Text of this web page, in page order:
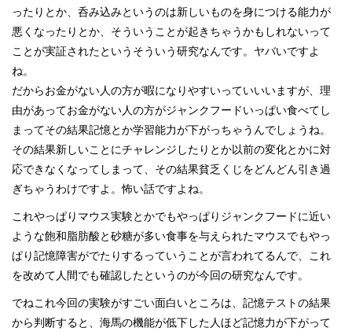
ったりとか、呑み込みというのは新しいものを身につける能力が
悪くなったりとか、そういうことが起きちゃうかもしれないって
ことが実証されたというそういう研究なんです。ヤバいですよ
ね。
だからお金がない人の方が暇になりやすいっていいいますが、理
由があってお金がない人の方がジャンクフードいっぱい食べてし
まってその結果記憶とか学習能力が下がっちゃうんでしょうね。
その結果新しいことにチャレンジしたりとか以前の変化とかに対
応できなくなってしまって、その結果貧乏くじをどんどん引き過
ぎちゃうわけですよ。怖い話ですよね。
これやっぱりマウス実験とかでもやっぱりジャンクフードに近い
ような飽和脂肪酸と砂糖が多い食事を与えられたマウスでもやっ
ぱり記憶障害がでたりするっていうことが言われてるんで、これ
を改めて人間でも確認したというのが今回の研究なんです。
でねこれ今回の実験がすごい面白いところは、記憶テストの結果
から判断すると、海馬の機能が低下した人ほど記憶力が下がって